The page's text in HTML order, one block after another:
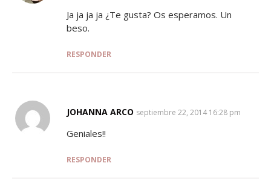
Ja ja ja ja ¿Te gusta? Os esperamos. Un
beso.
RESPONDER
JOHANNA ARCO SAYS:
septiembre 22, 2014 16:28 pm
Geniales!!
RESPONDER